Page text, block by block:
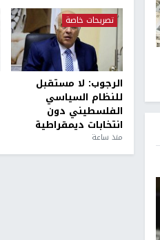
تصريحات خاصة
الرجوب: لا مستقبل
للنظام السياسي
الفلسطيني دون
انتخابات ديمقراطية
منذ ساعة